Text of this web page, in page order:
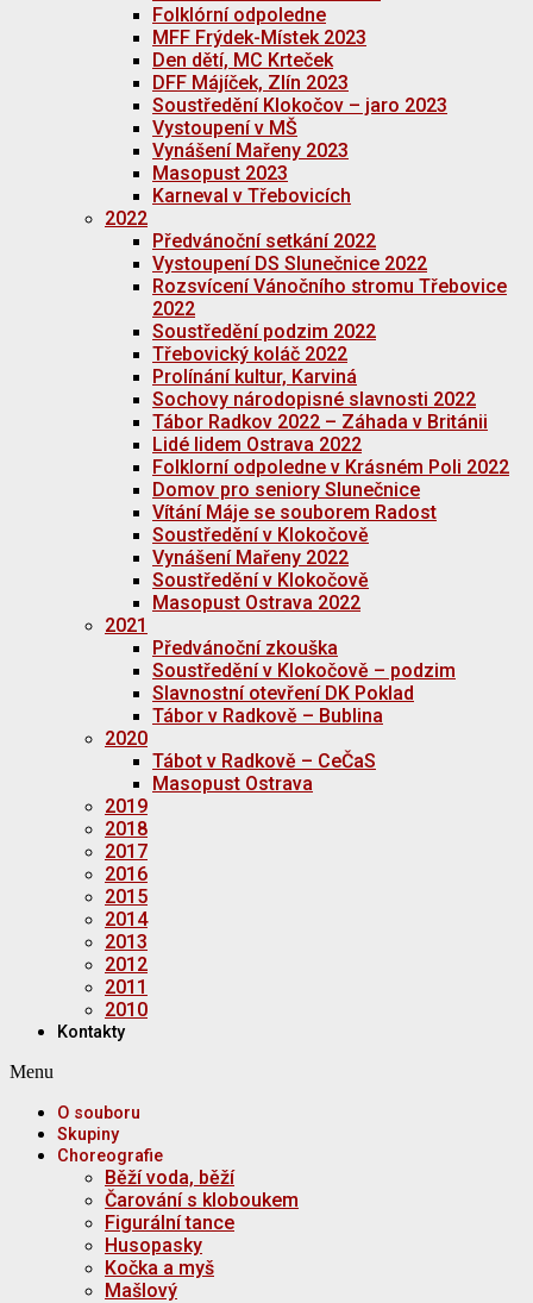
Folklórní odpoledne
MFF Frýdek-Místek 2023
Den dětí, MC Krteček
DFF Májíček, Zlín 2023
Soustředění Klokočov – jaro 2023
Vystoupení v MŠ
Vynášení Mařeny 2023
Masopust 2023
Karneval v Třebovicích
2022
Předvánoční setkání 2022
Vystoupení DS Slunečnice 2022
Rozsvícení Vánočního stromu Třebovice
2022
Soustředění podzim 2022
Třebovický koláč 2022
Prolínání kultur, Karviná
Sochovy národopisné slavnosti 2022
Tábor Radkov 2022 – Záhada v Británii
Lidé lidem Ostrava 2022
Folklorní odpoledne v Krásném Poli 2022
Domov pro seniory Slunečnice
Vítání Máje se souborem Radost
Soustředění v Klokočově
Vynášení Mařeny 2022
Soustředění v Klokočově
Masopust Ostrava 2022
2021
Předvánoční zkouška
Soustředění v Klokočově – podzim
Slavnostní otevření DK Poklad
Tábor v Radkově – Bublina
2020
Tábot v Radkově – CeČaS
Masopust Ostrava
2019
2018
2017
2016
2015
2014
2013
2012
2011
2010
Kontakty
Menu
O souboru
Skupiny
Choreografie
Běží voda, běží
Čarování s kloboukem
Figurální tance
Husopasky
Kočka a myš
Mašlový